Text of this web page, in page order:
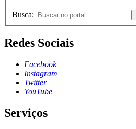
Busca:
Redes Sociais
Facebook
Instagram
Twitter
YouTube
Serviços